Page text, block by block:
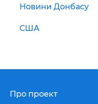
Новини Донбасу
США
Про проект